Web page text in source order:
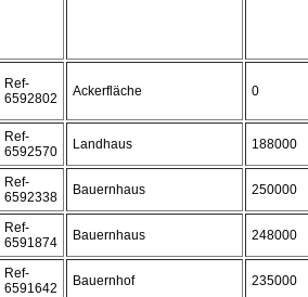
Ref-
6592802
Ackerfläche 0
Ref-
6592570
Landhaus 188000
Ref-
6592338
Bauernhaus 250000
Ref-
6591874
Bauernhaus 248000
Ref-
6591642
Bauernhof 235000